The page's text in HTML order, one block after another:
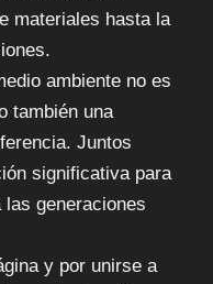
materiales hasta la
ambiente no es
también una
Juntos
significativa para
las generaciones
y por unirse a